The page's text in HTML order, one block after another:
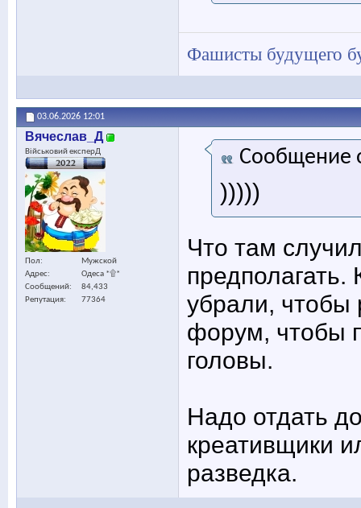
Фашисты будущего
03.06.2026 12:01
Вячеслав_Д
Військовий експерД
Пол
Мужской
Адрес
Одеса *۩*
Сообщений
84,433
Репутация
77364
Сообщение
)))))
Что там
предполагать.
убрали, чтобы
форум, чтобы
головы.
Надо отдать
креативщики
разведка.